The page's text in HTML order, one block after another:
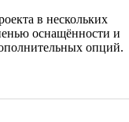
в нескольких
оснащённости и
опций.